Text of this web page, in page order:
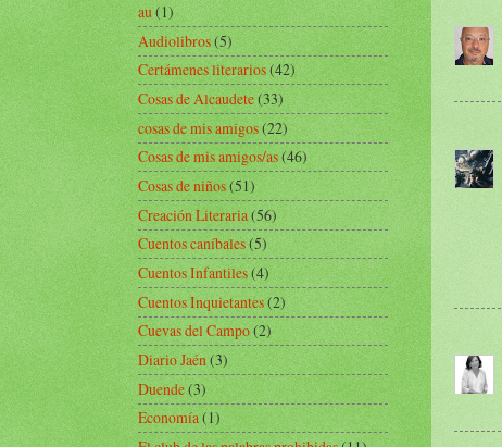
au(1)
Audiolibros(5)
Certámenes literarios(42)
Cosas de Alcaudete(33)
cosas de mis amigos(22)
Cosas de mis amigos/as(46)
Cosas de niños(51)
Creación Literaria(56)
Cuentos caníbales(5)
Cuentos Infantiles(4)
Cuentos Inquietantes(2)
Cuevas del Campo(2)
Diario Jaén(3)
Duende(3)
Economía(1)